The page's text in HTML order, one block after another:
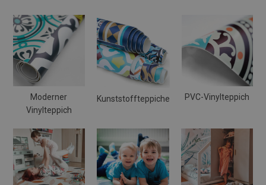
Moderner
Vinylteppich
Kunststoffteppiche PVC-Vinylteppich